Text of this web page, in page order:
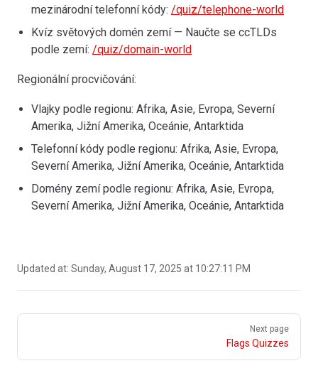
mezinárodní telefonní kódy: /quiz/telephone-world
Kvíz světových domén zemí — Naučte se ccTLDs
podle zemí: /quiz/domain-world
Regionální procvičování:
Vlajky podle regionu: Afrika, Asie, Evropa, Severní
Amerika, Jižní Amerika, Oceánie, Antarktida
Telefonní kódy podle regionu: Afrika, Asie, Evropa,
Severní Amerika, Jižní Amerika, Oceánie, Antarktida
Domény zemí podle regionu: Afrika, Asie, Evropa,
Severní Amerika, Jižní Amerika, Oceánie, Antarktida
Updated at: Sunday, August 17, 2025 at 10:27:11 PM
Pager
Next page
Flags Quizzes